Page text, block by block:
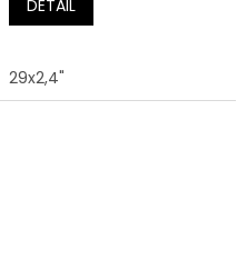
DETAIL
29x2,4"